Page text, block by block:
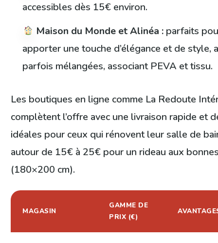
accessibles dès 15€ environ.
Maison du Monde et Alinéa : parfaits
apporter une touche d’élégance et de style,
parfois mélangées, associant PEVA et tissu.
Les boutiques en ligne comme La Redoute
complètent l’offre avec une livraison rapide et
idéales pour ceux qui rénovent leur salle de
autour de 15€ à 25€ pour un rideau aux
(180×200 cm).
MAGASIN
GAMME DE
PRIX (€)